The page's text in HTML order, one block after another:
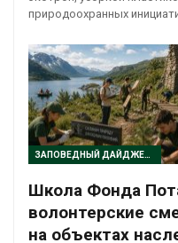
природоохранных
ЗАПОВЕДНЫЙ ДАЙДЖЕСТ
Школа Фонда
волонтерские
на объектах